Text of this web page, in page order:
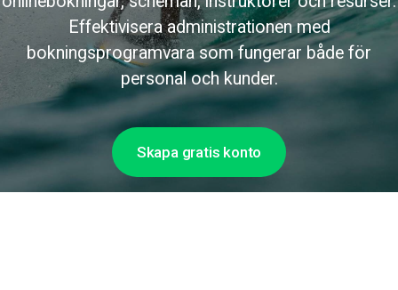
Effektivisera administrationen med
bokningsprogramvara som fungerar både för
personal och kunder.
Skapa gratis konto